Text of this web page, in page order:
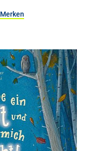
Merken